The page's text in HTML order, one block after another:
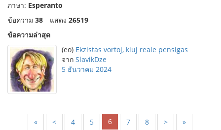
ภาษา: Esperanto
ข้อความ 38 แสดง 26519
ข้อความล่าสุด
(eo) Ekzistas vortoj, kiuj reale pensigas
จาก SlavikDze
5 ธันวาคม 2024
« < 4 5 6 7 8 > »